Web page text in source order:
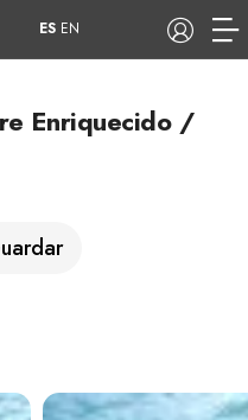
Apartamentos
Barcos
ES EN
Enriquecido /